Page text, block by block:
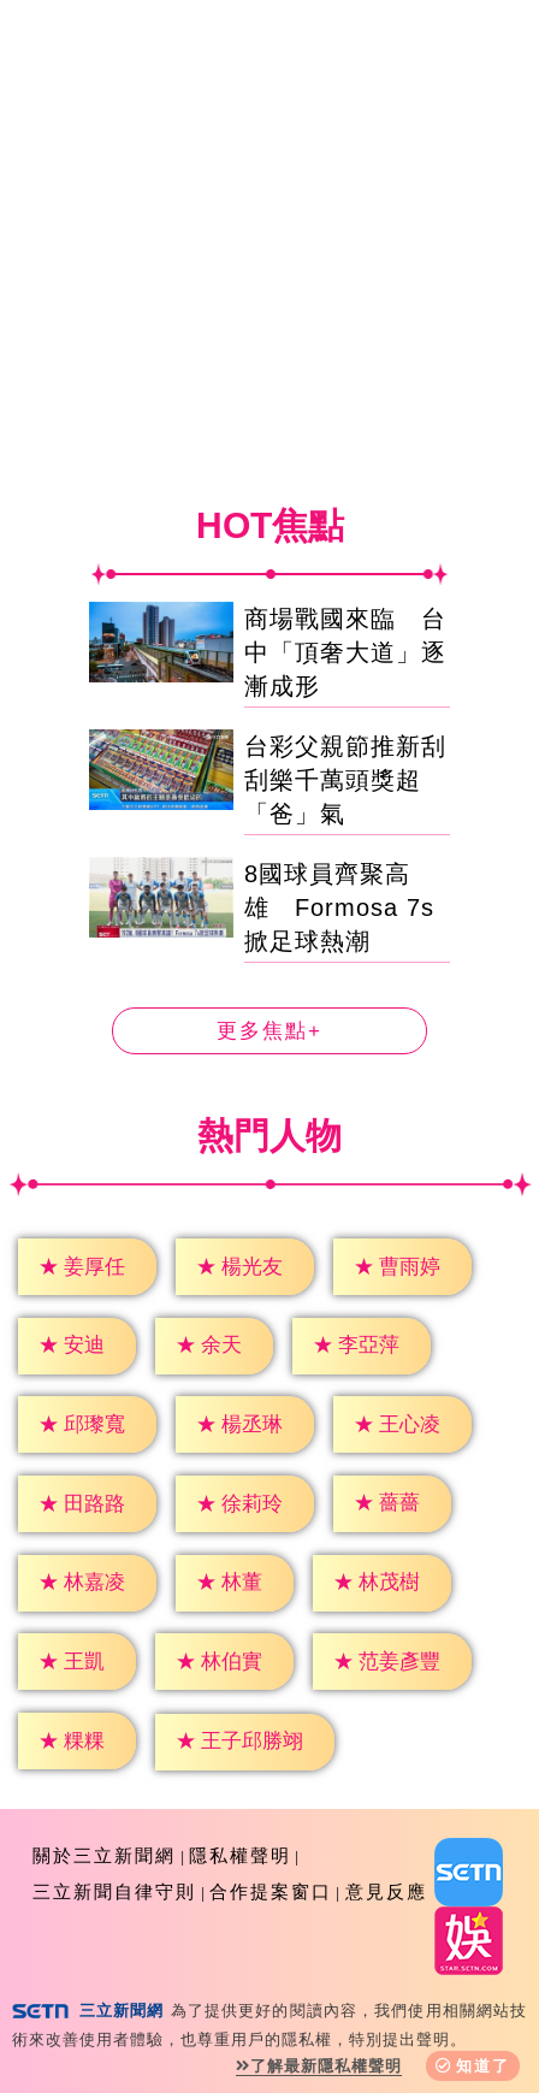
HOT焦點
商場戰國來臨 台
中「頂奢大道」逐
漸成形
台彩父親節推新刮
刮樂千萬頭獎超
「爸」氣
8國球員齊聚高
雄 Formosa 7s
掀足球熱潮
更多焦點+
熱門人物
★ 姜厚任 ★ 楊光友 ★ 曹雨婷
★ 安迪 ★ 余天 ★ 李亞萍
★ 邱瓈寬 ★ 楊丞琳 ★ 王心凌
★ 田路路 ★ 徐莉玲 ★ 薔薔
★ 林嘉凌 ★ 林董 ★ 林茂樹
★ 王凱 ★ 林伯實 ★ 范姜彥豐
★ 粿粿 ★ 王子邱勝翊
關於三立新聞網
隱私權聲明
三立新聞自律守則
合作提案窗口 意見反應
Copyright ©2026 Sanlih E-Television All Rights
Reserved 版權所有 盜用必究 台北市內湖區舊宗路一段159
號 02-8792-8888
三立新聞網 為了提供更好的閱讀內容，我們使用相關網站技
術來改善使用者體驗，也尊重用戶的隱私權，特別提出聲明。
了解最新隱私權聲明
知道了